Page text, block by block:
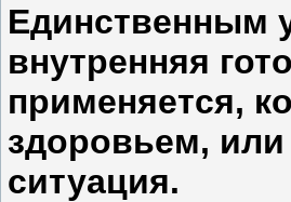
Единственным
внутренняя
применяется,
здоровьем, или
ситуация.